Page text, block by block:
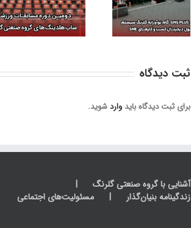
دیجیتال کسب‌وکارهای
SME
ثبت ديدگاه
برای ثبت دیدگاه باید واردشوید.
آشنایی با گروه صنعتی گلرنگ
زندگینامه بنیان‌گذار
مسئولیت‌های اجتماعی